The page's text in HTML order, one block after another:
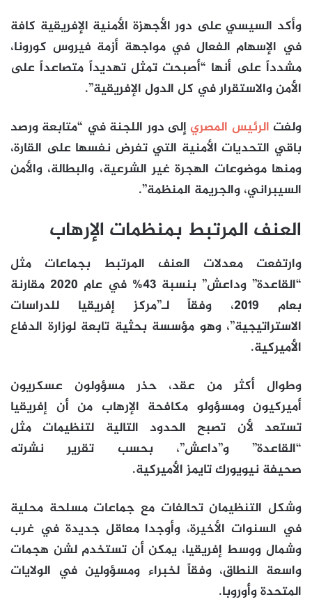
وأكد السيسي على دور الأجهزة الأمنية الإفريقية كافة
في الإسهام الفعال في مواجهة أزمة فيروس كورونا،
مشدداً على أنها “أصبحت تمثل تهديداً متصاعداً على
الأمن والاستقرار في كل الدول الإفريقية”.
ولفت الرئيس المصريإلى دور اللجنة في “متابعة ورصد
باقي التحديات الأمنية التي تفرض نفسها على القارة،
ومنها موضوعات الهجرة غير الشرعية، والبطالة، والأمن
السيبراني، والجريمة المنظمة”.
العنف المرتبط بمنظمات الإرهاب
وارتفعت معدلات العنف المرتبط بجماعات مثل
“القاعدة” وداعش” بنسبة 43% في عام 2020 مقارنة
بعام 2019، وفقاً لـ”مركز إفريقيا للدراسات
الاستراتيجية”، وهو مؤسسة بحثية تابعة لوزارة الدفاع
الأميركية.
وطوال أكثر من عقد، حذر مسؤولون عسكريون
أميركيون ومسؤولو مكافحة الإرهاب من أن إفريقيا
تستعد لأن تصبح الحدود التالية لتنظيمات مثل
“القاعدة” و”داعش”، بحسب تقرير نشرته
صحيفة نيويورك تايمز الأميركية.
وشكل التنظيمان تحالفات مع جماعات مسلحة محلية
في السنوات الأخيرة، وأوجدا معاقل جديدة في غرب
وشمال ووسط إفريقيا، يمكن أن تستخدم لشن هجمات
واسعة النطاق، وفقاً لخبراء ومسؤولين في الولايات
المتحدة وأوروبا.